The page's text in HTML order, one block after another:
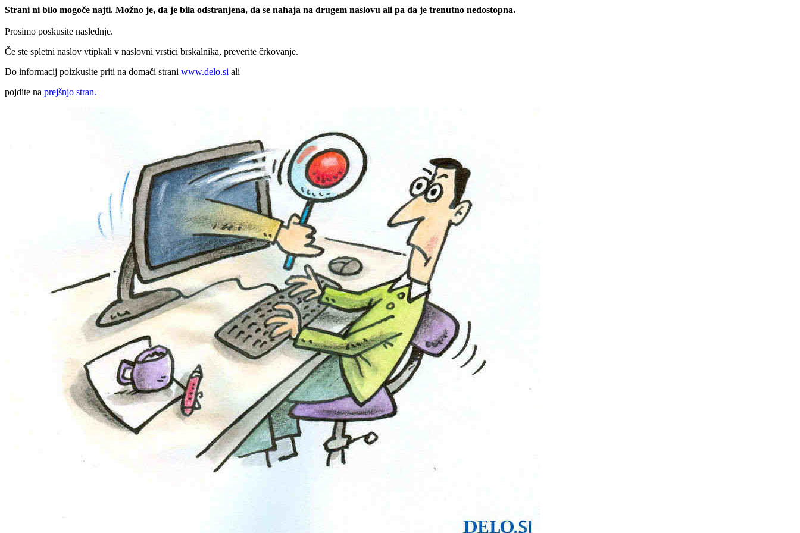
Strani ni bilo mogoče najti. Možno je, da je bila odstranjena, da se nahaja na drugem naslovu ali pa da je trenutno nedostopna.
Prosimo poskusite naslednje.
Če ste spletni naslov vtipkali v naslovni vrstici brskalnika, preverite črkovanje.
Do informacij poizkusite priti na domači strani www.delo.si ali
pojdite na prejšnjo stran.